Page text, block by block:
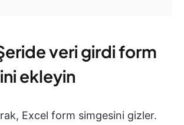
veri girdi form
ekleyin
Excel form simgesini gizler.